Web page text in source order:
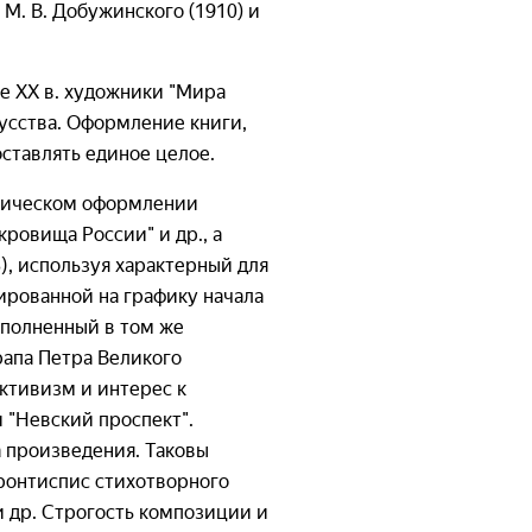
В. Добужинского (1910) и
XX в. художники "Мира
Оформление книги,
единое целое.
оформлении
России" и др., а
характерный для
на графику начала
в том же
Петра Великого
и интерес к
проспект".
Таковы
стихотворного
др. Строгость композиции и